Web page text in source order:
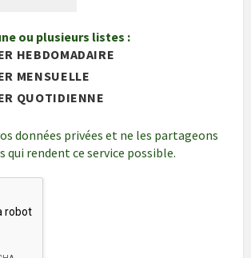
ou plusieurs listes :
HEBDOMADAIRE
MENSUELLE
QUOTIDIENNE
données privées et ne les partageons
qui rendent ce service possible.